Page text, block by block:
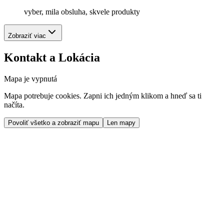
vyber, mila obsluha, skvele produkty
Zobraziť viac
Kontakt a Lokácia
Mapa je vypnutá
Mapa potrebuje cookies. Zapni ich jedným klikom a hneď sa ti
načíta.
Povoliť všetko a zobraziť mapu Len mapy